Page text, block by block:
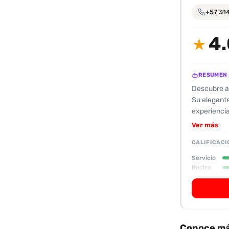
+57
★
RESUMEN
Descubre
Su
especial
también
momentos
Sus
fantasías y
ofrecerte.
Ver más
Servicio
Rostro